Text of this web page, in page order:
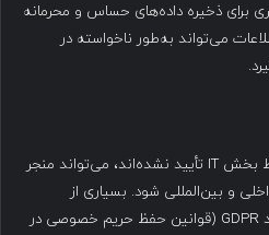
برای ذخیره داده‌های حساس و محرمانه
می‌تواند به‌طور ناخواسته در
استفاده از ابزارهایی که توسط بخش IT تأیید نشده‌اند، می‌تواند منجر
و بین‌المللی شود. بسیاری از
سازمان‌ها تحت مقرراتی مانند GDPR (قوانین حفظ حریم خصوصی در